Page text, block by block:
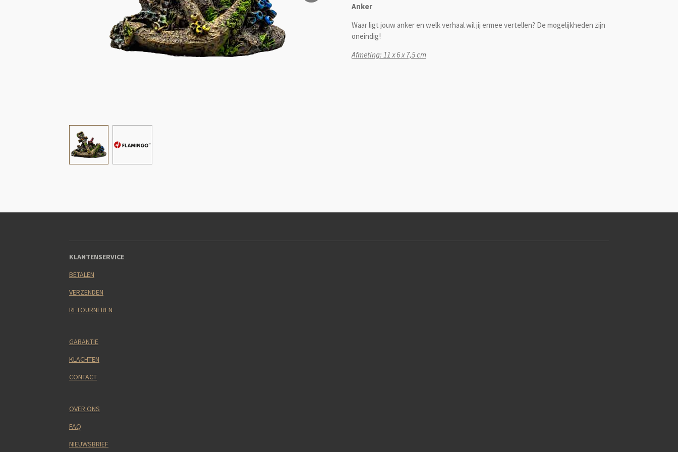
Anker
Waar ligt jouw anker en welk verhaal wil jij ermee vertellen? De mogelijkheden zijn
oneindig!
Afmeting: 11 x 6 x 7,5 cm
KLANTENSERVICE
BETALEN
VERZENDEN
RETOURNEREN
GARANTIE
KLACHTEN
CONTACT
OVER ONS
FAQ
NIEUWSBRIEF